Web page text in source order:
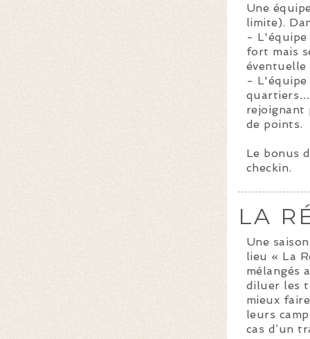
Une
limite).
- L'équipe
fort mais
- L'équipe
quartiers…
rejoignant
de points.
Le bonus
checkin.
LA
Une
lieu « La
mélangés
diluer les
mieux
leurs
cas d’un